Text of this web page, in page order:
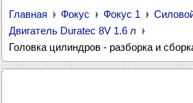
Главная Фокус Фокус 1
Двигатель Duratec 8V 1.6 л
Головка цилиндров - разборка и